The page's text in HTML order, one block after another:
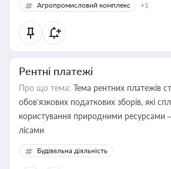
Агропромисловий комплекс
+1
Рентні платежі
Про що тема: Тема рентних платежів
обов’язкових податкових зборів, які
користування природними
лісами
Будівельна діяльність